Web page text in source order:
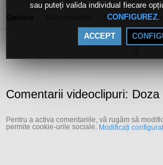
sau puteți valida individual fiecare
CONFIGUREZ.
ACCEPT
După dată Top
Comentarii videoclipuri: Doza
Pentru a activa comentariile, vă rugăm să
permite cookie-urile sociale. Modificați